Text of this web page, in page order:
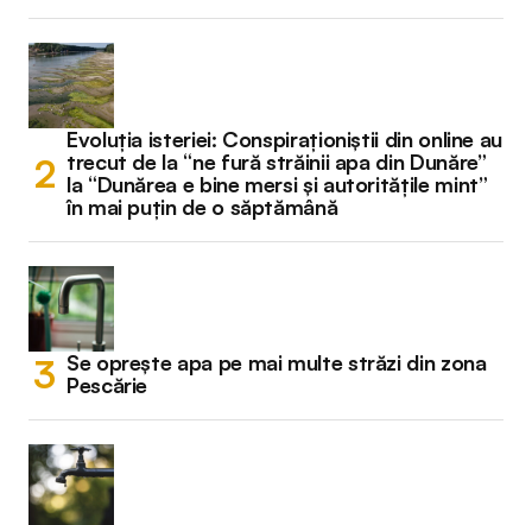
Evoluția isteriei: Conspiraționiștii din online au
trecut de la “ne fură străinii apa din Dunăre”
la “Dunărea e bine mersi și autoritățile mint”
în mai puțin de o săptămână
Se oprește apa pe mai multe străzi din zona
Pescărie